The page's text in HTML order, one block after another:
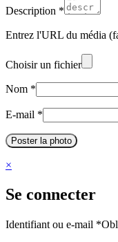
Description *
Entrez l'URL du média
Choisir un fichier
Nom *
E-mail *
Poster la photo
×
Se connecter
Identifiant ou e-mail *